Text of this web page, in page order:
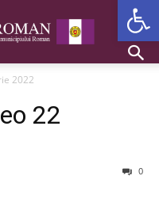
2022
22
0